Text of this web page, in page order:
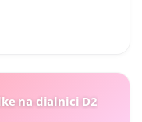
na dialnici D2